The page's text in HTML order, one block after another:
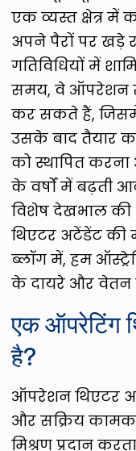
एक व्यस्त क्षेत्र में
अपने पैरों पर खड़े
गतिविधियों में
समय, वे ऑपरेशन से
कर सकते हैं, जिसमें
उसके बाद तैयार
को स्थापित
के वर्षों में बढ़ती
विशेष देखभाल
थिएटर अटेंडेंट
ब्लॉग में, हम
के दायरे और वेतन
एक ऑपरेटिंग
है?
ऑपरेशन थिएटर
और सक्रिय
मिश्रण प्रदान